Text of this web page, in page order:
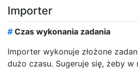
Importer
#Czas wykonania zadania
Importer wykonuje złożone
dużo czasu. Sugeruje się, żeby